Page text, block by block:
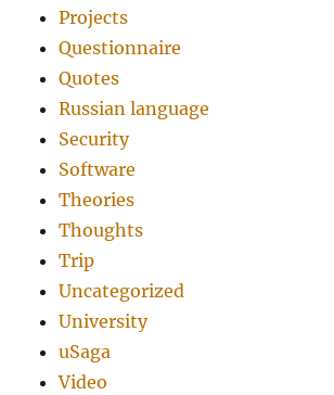
Projects
Questionnaire
Quotes
Russian language
Security
Software
Theories
Thoughts
Trip
Uncategorized
University
uSaga
Video